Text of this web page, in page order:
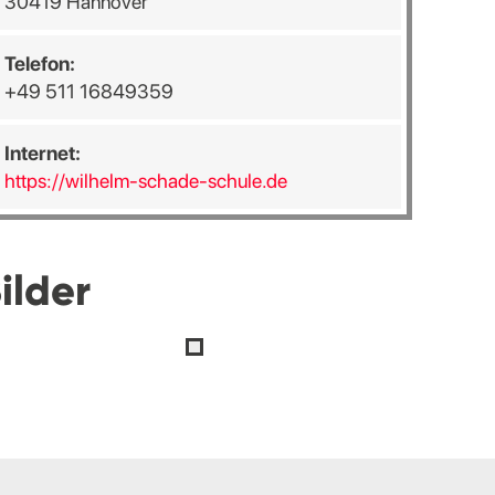
Telefon:
+49 511 16849359
Internet:
https://wilhelm-schade-schule.de